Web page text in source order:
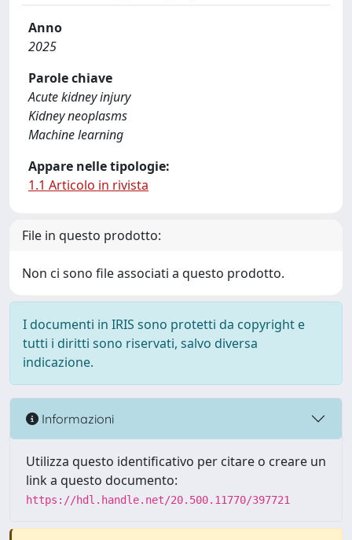
Anno
2025
Parole chiave
Acute kidney injury
Kidney neoplasms
Machine learning
Appare nelle tipologie:
1.1 Articolo in rivista
File in questo prodotto:
Non ci sono file associati a questo prodotto.
I documenti in IRIS sono protetti da copyright e
tutti i diritti sono riservati, salvo diversa
indicazione.
Informazioni
Utilizza questo identificativo per citare o creare un
link a questo documento:
https://hdl.handle.net/20.500.11770/397721